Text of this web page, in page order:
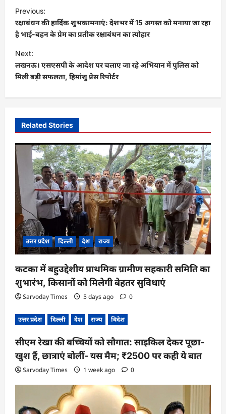
o
s
t
n
a
v
g
a
t
o
n
Previous:
रक्षाबंधन की हार्दिक शुभकामनाएं: देशभर में 15 अगस्त को मनाया जा रहा
है भाई-बहन के प्रेम का प्रतीक रक्षाबंधन का त्योहार
Next:
लखनऊ। एसएसपी के आदेश पर चलाए जा रहे अभियान में पुलिस को
मिली बड़ी सफलता, हिमांशु प्रेस रिपोर्टर
Related Stories
उत्तर प्रदेश दिल्ली देश राज्य
कटका में बहुउद्देशीय प्राथमिक ग्रामीण सहकारी समिति का
शुभारंभ, किसानों को मिलेगी बेहतर सुविधाएं
Sarvoday Times 5 days ago 0
उत्तर प्रदेश दिल्ली देश राज्य विदेश
सीएम रेखा की बच्चियों को सौगात: साइकिल देकर पूछा-
खुश हैं, छात्राएं बोलीं- यस मैम; ₹2500 पर कही ये बात
Sarvoday Times 1 week ago 0